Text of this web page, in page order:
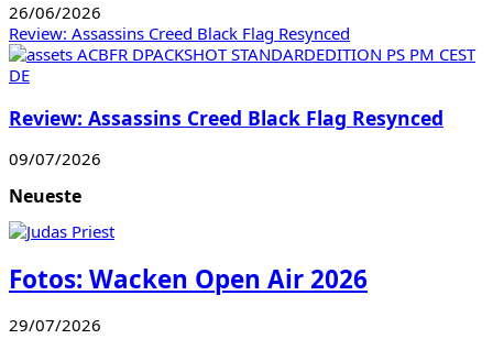
26/06/2026
Review: Assassins Creed Black Flag Resynced
Review: Assassins Creed Black Flag Resynced
09/07/2026
Neueste
Fotos: Wacken Open Air 2026
29/07/2026